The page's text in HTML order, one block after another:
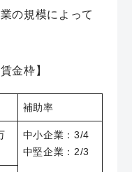
の規模によって
金枠】
補助率
中小企業：3/4
中堅企業：2/3